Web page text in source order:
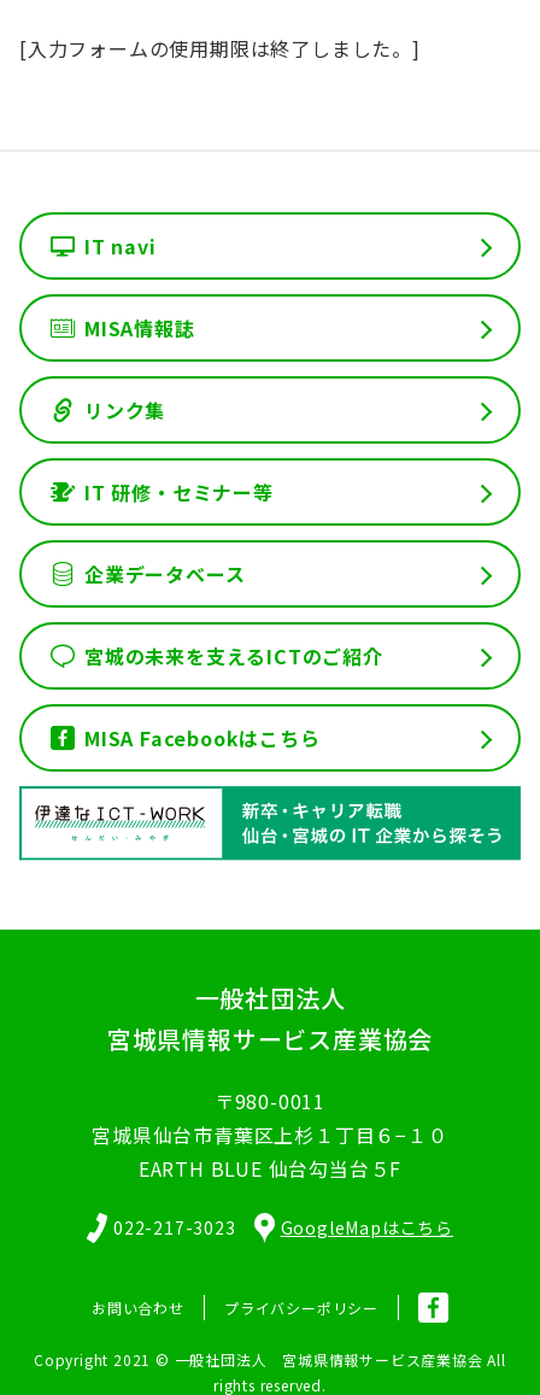
[入力フォームの使用期限は終了しました。]
IT navi
MISA情報誌
リンク集
IT 研修・セミナー等
企業データベース
宮城の未来を支えるICTのご紹介
MISA Facebookはこちら
一般社団法人
宮城県情報サービス産業協会
〒980-0011
宮城県仙台市青葉区上杉１丁目６−１０
EARTH BLUE 仙台勾当台５F
022-217-3023 GoogleMapはこちら
お問い合わせ プライバシーポリシー
Copyright 2021 © 一般社団法人 宮城県情報サービス産業協会 All
rights reserved.